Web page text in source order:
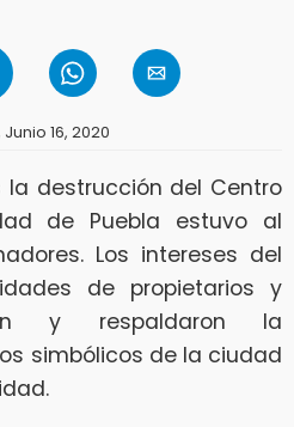
16, 2020
destrucción del Centro
de Puebla estuvo al
Los intereses del
de propietarios y
y respaldaron la
simbólicos de la ciudad